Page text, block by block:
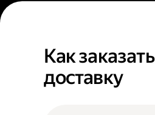
Как заказать
доставку